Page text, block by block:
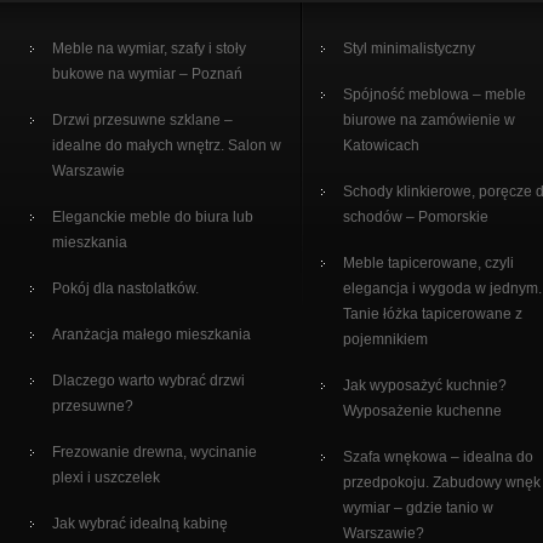
Meble na wymiar, szafy i stoły
bukowe na wymiar – Poznań
Drzwi przesuwne szklane –
idealne do małych wnętrz. Salon w
Warszawie
Eleganckie meble do biura lub
mieszkania
Pokój dla nastolatków.
Aranżacja małego mieszkania
Dlaczego warto wybrać drzwi
przesuwne?
Frezowanie drewna, wycinanie
plexi i uszczelek
Jak wybrać idealną kabinę
Styl minimalistyczny
Spójność meblowa – meble
biurowe na zamówienie w
Katowicach
Schody klinkierowe, poręcze
schodów – Pomorskie
Meble tapicerowane, czyli
elegancja i wygoda w jednym.
Tanie łóżka tapicerowane z
pojemnikiem
Jak wyposażyć kuchnie?
Wyposażenie kuchenne
Szafa wnękowa – idealna do
przedpokoju. Zabudowy
wymiar – gdzie tanio w
Warszawie?